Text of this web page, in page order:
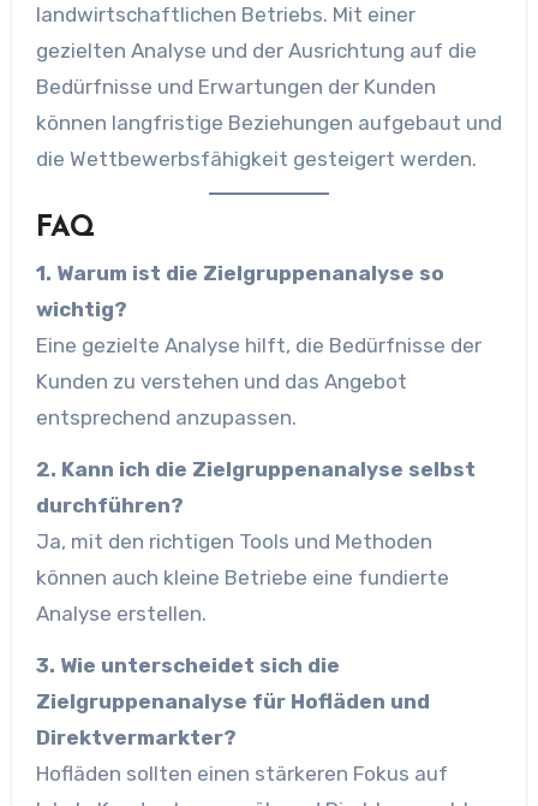
landwirtschaftlichen Betriebs. Mit einer
gezielten Analyse und der Ausrichtung auf die
Bedürfnisse und Erwartungen der Kunden
können langfristige Beziehungen aufgebaut und
die Wettbewerbsfähigkeit gesteigert werden.
FAQ
1. Warum ist die Zielgruppenanalyse so
wichtig?
Eine gezielte Analyse hilft, die Bedürfnisse der
Kunden zu verstehen und das Angebot
entsprechend anzupassen.
2. Kann ich die Zielgruppenanalyse selbst
durchführen?
Ja, mit den richtigen Tools und Methoden
können auch kleine Betriebe eine fundierte
Analyse erstellen.
3. Wie unterscheidet sich die
Zielgruppenanalyse für Hofläden und
Direktvermarkter?
Hofläden sollten einen stärkeren Fokus auf